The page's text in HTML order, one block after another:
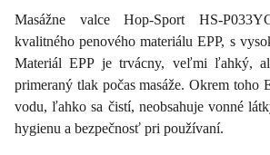
Masážne valce Hop-Sport HS-
kvalitného penového materiálu EPP, s
Materiál EPP je trvácny, veľmi ľahký,
primeraný tlak počas masáže. Okrem toho
vodu, ľahko sa čistí, neobsahuje vonné
hygienu a bezpečnosť pri používaní.